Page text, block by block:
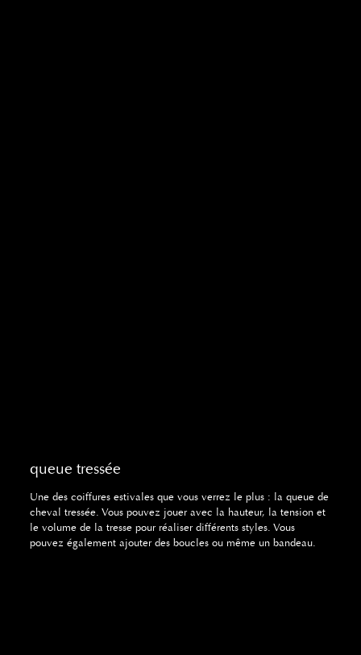
queue tressée
Une des coiffures estivales que vous verrez le plus : la queue de
cheval tressée. Vous pouvez jouer avec la hauteur, la tension et
le volume de la tresse pour réaliser différents styles. Vous
pouvez également ajouter des boucles ou même un bandeau.